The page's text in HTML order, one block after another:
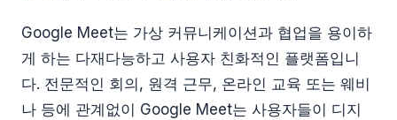
Google Meet는 가상 커뮤니케이션과 협업을 용이하
게 하는 다재다능하고 사용자 친화적인 플랫폼입니
다. 전문적인 회의, 원격 근무, 온라인 교육 또는 웨비
나 등에 관계없이 Google Meet는 사용자들이 디지